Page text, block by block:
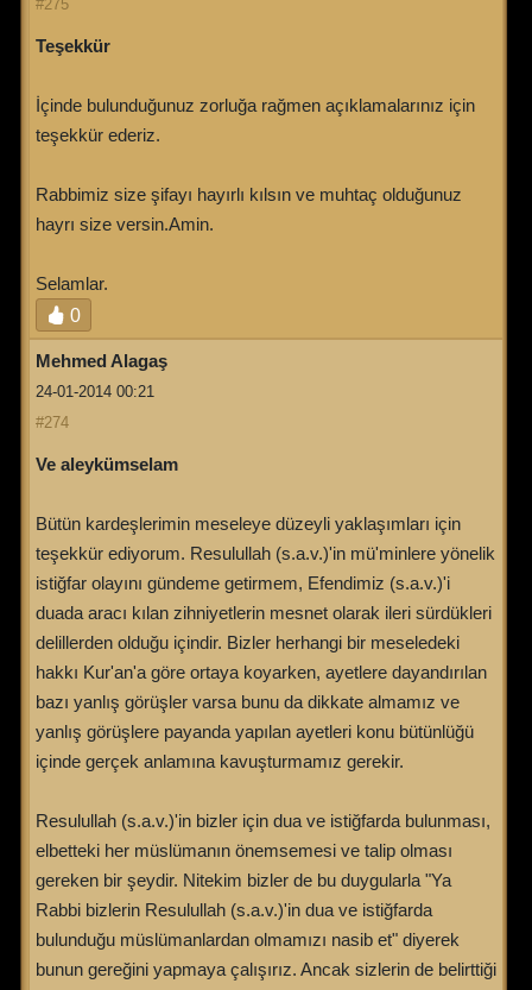
#275
Teşekkür
İçinde bulunduğunuz zorluğa rağmen açıklamalarınız için
teşekkür ederiz.
Rabbimiz size şifayı hayırlı kılsın ve muhtaç olduğunuz
hayrı size versin.Amin.
Selamlar.
0
Mehmed Alagaş
24-01-2014 00:21
#274
Ve aleykümselam
Bütün kardeşlerimin meseleye düzeyli yaklaşımları için
teşekkür ediyorum. Resulullah (s.a.v.)'in mü'minlere yönelik
istiğfar olayını gündeme getirmem, Efendimiz (s.a.v.)'i
duada aracı kılan zihniyetlerin mesnet olarak ileri sürdükleri
delillerden olduğu içindir. Bizler herhangi bir meseledeki
hakkı Kur'an'a göre ortaya koyarken, ayetlere dayandırılan
bazı yanlış görüşler varsa bunu da dikkate almamız ve
yanlış görüşlere payanda yapılan ayetleri konu bütünlüğü
içinde gerçek anlamına kavuşturmamız gerekir.
Resulullah (s.a.v.)'in bizler için dua ve istiğfarda bulunması,
elbetteki her müslümanın önemsemesi ve talip olması
gereken bir şeydir. Nitekim bizler de bu duygularla "Ya
Rabbi bizlerin Resulullah (s.a.v.)'in dua ve istiğfarda
bulunduğu müslümanlardan olmamızı nasib et" diyerek
bunun gereğini yapmaya çalışırız. Ancak sizlerin de belirttiği